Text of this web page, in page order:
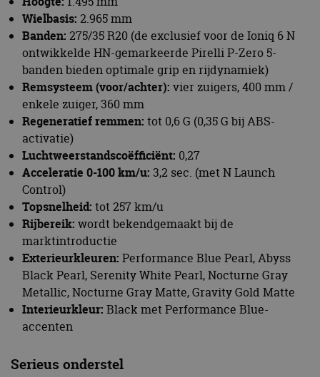
Wielbasis: 2.965 mm
Banden: 275/35 R20 (de exclusief voor de Ioniq 6 N
ontwikkelde HN-gemarkeerde Pirelli P-Zero 5-
banden bieden optimale grip en rijdynamiek)
Remsysteem (voor/achter): vier zuigers, 400 mm /
enkele zuiger, 360 mm
Regeneratief remmen: tot 0,6 G (0,35 G bij ABS-
activatie)
Luchtweerstandscoëfficiënt: 0,27
Acceleratie 0-100 km/u: 3,2 sec. (met N Launch
Control)
Topsnelheid: tot 257 km/u
Rijbereik: wordt bekendgemaakt bij de
marktintroductie
Exterieurkleuren: Performance Blue Pearl, Abyss
Black Pearl, Serenity White Pearl, Nocturne Gray
Metallic, Nocturne Gray Matte, Gravity Gold Matte
Interieurkleur: Black met Performance Blue-
accenten
Serieus onderstel